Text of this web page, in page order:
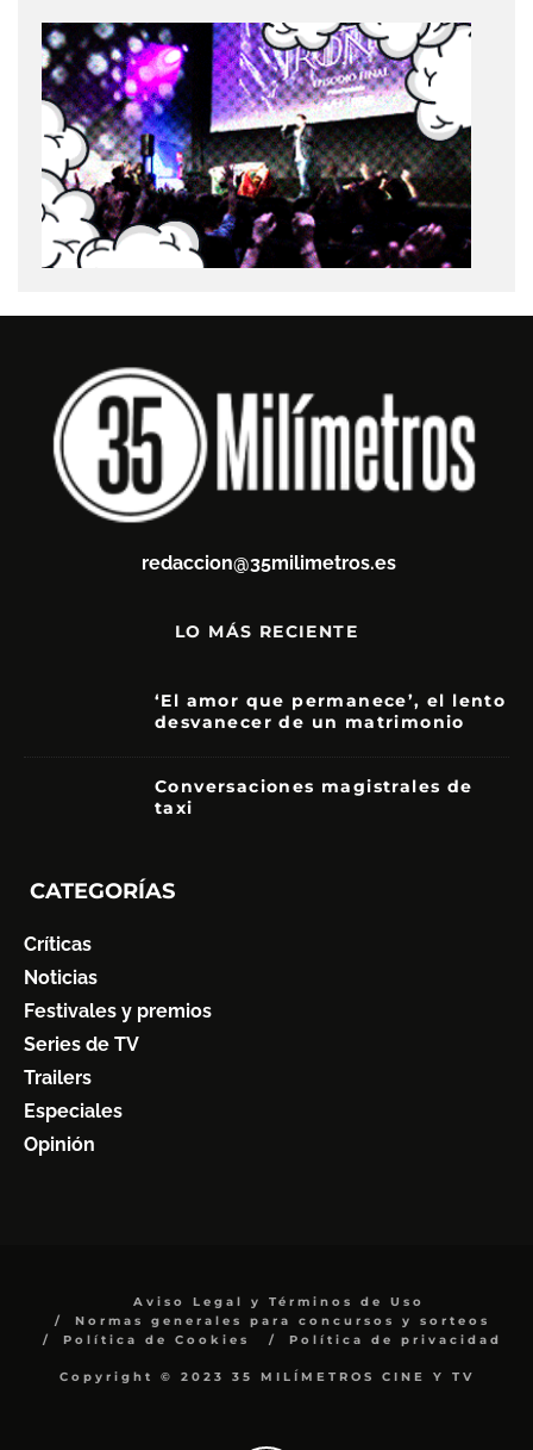
redaccion@35milimetros.es
LO MÁS RECIENTE
‘El amor que permanece’, el lento
desvanecer de un matrimonio
Conversaciones magistrales de
taxi
CATEGORÍAS
Críticas
Noticias
Festivales y premios
Series de TV
Trailers
Especiales
Opinión
Aviso Legal y Términos de Uso
Normas generales para concursos y sorteos
Política de Cookies
Política de privacidad
Copyright © 2023 35 MILÍMETROS CINE Y TV